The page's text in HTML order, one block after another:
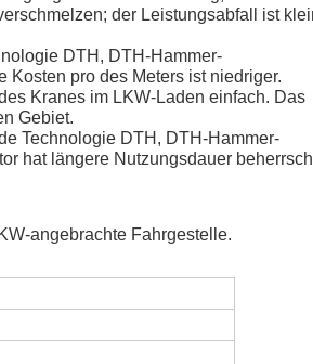
der Leistungsabfall ist
DTH, DTH-Hammer-
pro des Meters ist niedriger.
Kranes im LKW-Laden einfach. Das
Gebiet.
Technologie DTH, DTH-Hammer-
hat längere Nutzungsdauer
angebrachte Fahrgestelle.